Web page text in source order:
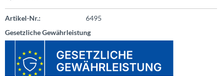
Artikel-Nr.:
6495
Gesetzliche Gewährleistung